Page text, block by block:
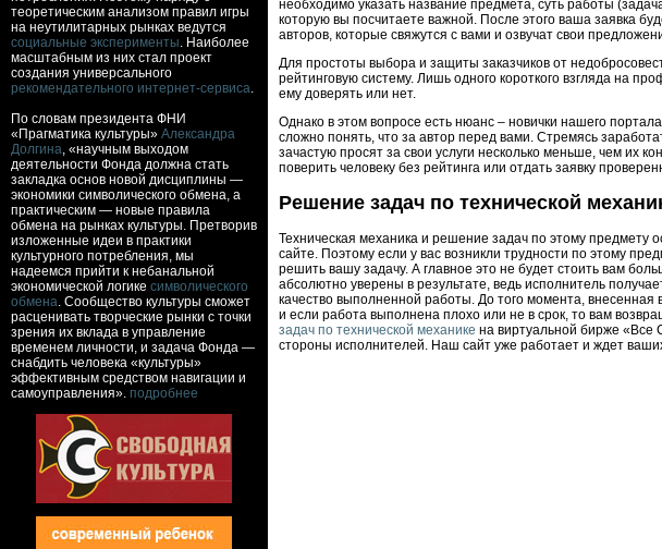
теоретическим анализом правил игры
на неутилитарных рынках ведутся
социальные эксперименты. Наиболее
масштабным из них стал проект
создания универсального
рекомендательного интернет-сервиса.
По словам президента ФНИ
«Прагматика культуры» Александра
Долгина, «научным выходом
деятельности Фонда должна стать
закладка основ новой дисциплины —
экономики символического обмена, а
практическим — новые правила
обмена на рынках культуры. Претворив
изложенные идеи в практики
культурного потребления, мы
надеемся прийти к небанальной
экономической логике символического
обмена. Сообщество культуры сможет
расценивать творческие рынки с точки
зрения их вклада в управление
временем личности, и задача Фонда —
снабдить человека «культуры»
эффективным средством навигации и
самоуправления». подробнее
необходимо указать название предмета, суть работы
которую вы посчитаете важной. После этого ваша заявка
авторов, которые свяжутся с вами и озвучат свои
Для простоты выбора и защиты заказчиков от
рейтинговую систему. Лишь одного короткого взгляда на
ему доверять или нет.
Однако в этом вопросе есть нюанс – новички нашего
сложно понять, что за автор перед вами. Стремясь
зачастую просят за свои услуги несколько меньше, чем их
поверить человеку без рейтинга или отдать заявку
Решение задач по технической
Техническая механика и решение задач по этому предмету
сайте. Поэтому если у вас возникли трудности по этому
решить вашу задачу. А главное это не будет стоить вам
абсолютно уверены в результате, ведь исполнитель
качество выполненной работы. До того момента,
и если работа выполнена плохо или не в срок, то вам
задач по технической механике на виртуальной бирже
стороны исполнителей. Наш сайт уже работает и ждет